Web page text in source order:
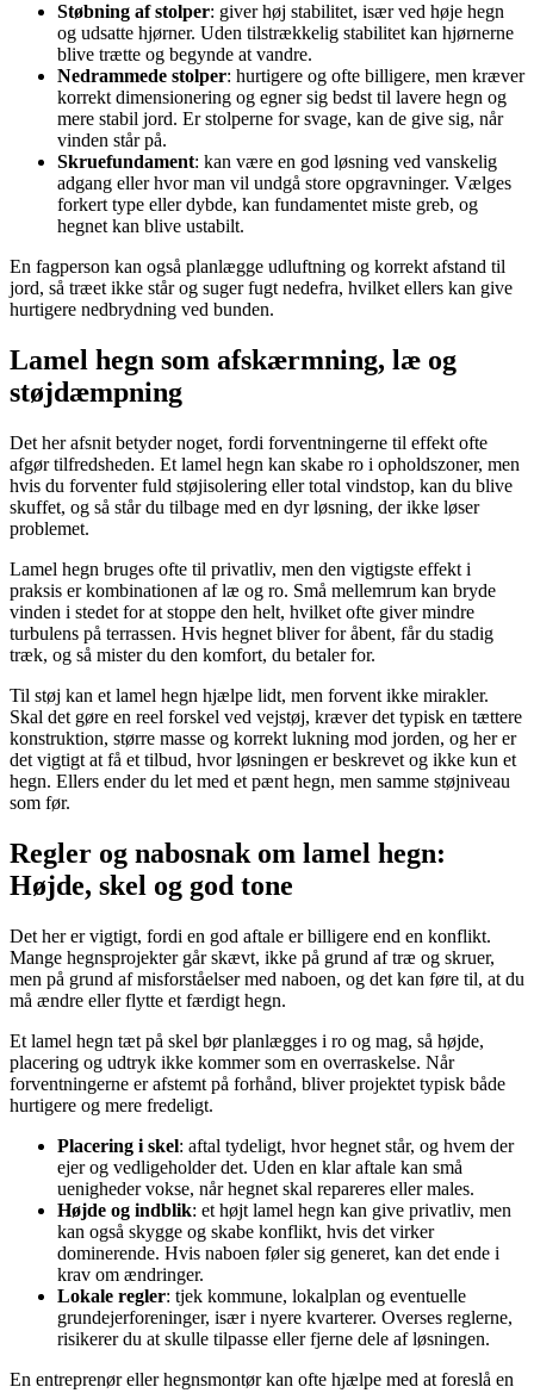
Støbning af stolper: giver høj stabilitet, især ved høje hegn
og udsatte hjørner. Uden tilstrækkelig stabilitet kan hjørnerne
blive trætte og begynde at vandre.
Nedrammede stolper: hurtigere og ofte billigere, men kræver
korrekt dimensionering og egner sig bedst til lavere hegn og
mere stabil jord. Er stolperne for svage, kan de give sig, når
vinden står på.
Skruefundament: kan være en god løsning ved vanskelig
adgang eller hvor man vil undgå store opgravninger. Vælges
forkert type eller dybde, kan fundamentet miste greb, og
hegnet kan blive ustabilt.
En fagperson kan også planlægge udluftning og korrekt afstand til
jord, så træet ikke står og suger fugt nedefra, hvilket ellers kan give
hurtigere nedbrydning ved bunden.
Lamel hegn som afskærmning, læ og
støjdæmpning
Det her afsnit betyder noget, fordi forventningerne til effekt ofte
afgør tilfredsheden. Et lamel hegn kan skabe ro i opholdszoner, men
hvis du forventer fuld støjisolering eller total vindstop, kan du blive
skuffet, og så står du tilbage med en dyr løsning, der ikke løser
problemet.
Lamel hegn bruges ofte til privatliv, men den vigtigste effekt i
praksis er kombinationen af læ og ro. Små mellemrum kan bryde
vinden i stedet for at stoppe den helt, hvilket ofte giver mindre
turbulens på terrassen. Hvis hegnet bliver for åbent, får du stadig
træk, og så mister du den komfort, du betaler for.
Til støj kan et lamel hegn hjælpe lidt, men forvent ikke mirakler.
Skal det gøre en reel forskel ved vejstøj, kræver det typisk en tættere
konstruktion, større masse og korrekt lukning mod jorden, og her er
det vigtigt at få et tilbud, hvor løsningen er beskrevet og ikke kun et
hegn. Ellers ender du let med et pænt hegn, men samme støjniveau
som før.
Regler og nabosnak om lamel hegn:
Højde, skel og god tone
Det her er vigtigt, fordi en god aftale er billigere end en konflikt.
Mange hegnsprojekter går skævt, ikke på grund af træ og skruer,
men på grund af misforståelser med naboen, og det kan føre til, at du
må ændre eller flytte et færdigt hegn.
Et lamel hegn tæt på skel bør planlægges i ro og mag, så højde,
placering og udtryk ikke kommer som en overraskelse. Når
forventningerne er afstemt på forhånd, bliver projektet typisk både
hurtigere og mere fredeligt.
Placering i skel: aftal tydeligt, hvor hegnet står, og hvem der
ejer og vedligeholder det. Uden en klar aftale kan små
uenigheder vokse, når hegnet skal repareres eller males.
Højde og indblik: et højt lamel hegn kan give privatliv, men
kan også skygge og skabe konflikt, hvis det virker
dominerende. Hvis naboen føler sig generet, kan det ende i
krav om ændringer.
Lokale regler: tjek kommune, lokalplan og eventuelle
grundejerforeninger, især i nyere kvarterer. Overses reglerne,
risikerer du at skulle tilpasse eller fjerne dele af løsningen.
En entreprenør eller hegnsmontør kan ofte hjælpe med at foreslå en